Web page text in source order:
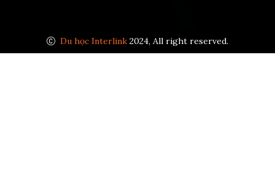
Du học Interlink 2024, All right reserved.